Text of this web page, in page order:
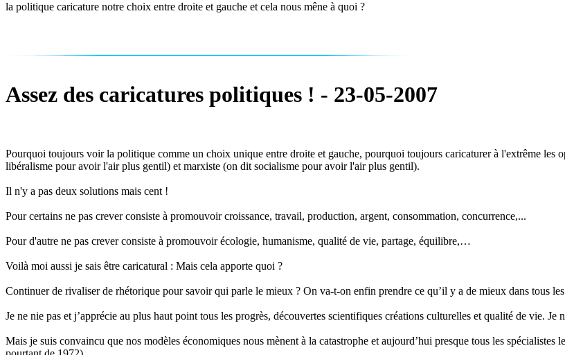
la politique caricature notre choix entre droite et gauche et cela nous mêne à quoi ?
Assez des caricatures politiques ! - 23-05-2007
Pourquoi toujours voir la politique comme un choix unique entre droite et gauche, pourquoi toujours caricaturer à l'extrême les
libéralisme pour avoir l'air plus gentil) et marxiste (on dit socialisme pour avoir l'air plus gentil).
Il n'y a pas deux solutions mais cent !
Pour certains ne pas crever consiste à promouvoir croissance, travail, production, argent, consommation, concurrence,...
Pour d'autre ne pas crever consiste à promouvoir écologie, humanisme, qualité de vie, partage, équilibre,…
Voilà moi aussi je sais être caricatural : Mais cela apporte quoi ?
Continuer de rivaliser de rhétorique pour savoir qui parle le mieux ? On va-t-on enfin prendre ce qu’il y a de mieux dans tous
Je ne nie pas et j’apprécie au plus haut point tous les progrès, découvertes scientifiques créations culturelles et qualité de vie. Je
Mais je suis convaincu que nos modèles économiques nous mènent à la catastrophe et aujourd’hui presque tous les